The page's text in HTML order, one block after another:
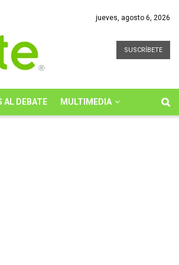
jueves, agosto 6, 2026
SUSCRÍBETE
AL DEBATE MULTIMEDIA